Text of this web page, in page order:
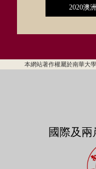
2020澳
本網站著作權屬於南華大
國際及